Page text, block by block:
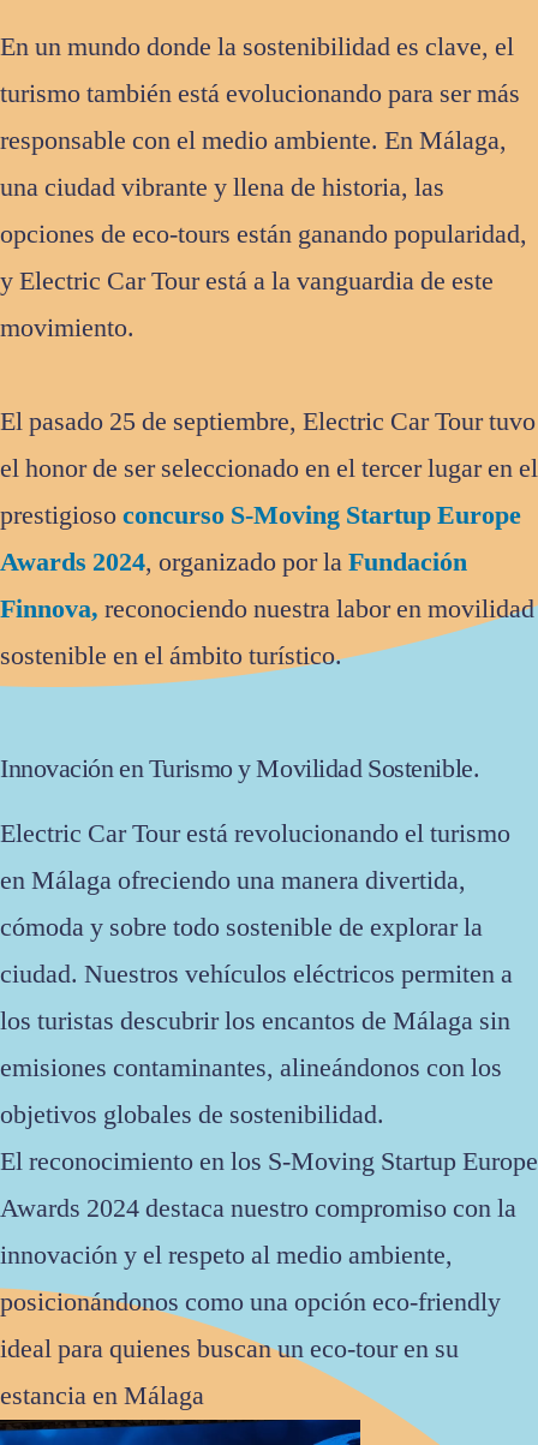
En un mundo donde la sostenibilidad es clave, el
turismo también está evolucionando para ser más
responsable con el medio ambiente. En Málaga,
una ciudad vibrante y llena de historia, las
opciones de eco-tours están ganando popularidad,
y Electric Car Tour está a la vanguardia de este
movimiento.
El pasado 25 de septiembre, Electric Car Tour tuvo
el honor de ser seleccionado en el tercer lugar en el
prestigiosoconcurso S-Moving Startup Europe
Awards 2024, organizado por laFundación
Finnova, reconociendo nuestra labor en movilidad
sostenible en el ámbito turístico.
Innovación en Turismo y Movilidad Sostenible.
Electric Car Tour está revolucionando el turismo
en Málaga ofreciendo una manera divertida,
cómoda y sobre todo sostenible de explorar la
ciudad. Nuestros vehículos eléctricos permiten a
los turistas descubrir los encantos de Málaga sin
emisiones contaminantes, alineándonos con los
objetivos globales de sostenibilidad.
El reconocimiento en los S-Moving Startup Europe
Awards 2024 destaca nuestro compromiso con la
innovación y el respeto al medio ambiente,
posicionándonos como una opción eco-friendly
ideal para quienes buscan un eco-tour en su
estancia en Málaga